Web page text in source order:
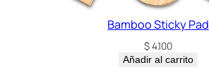
Bamboo Sticky Pad
$4.100
Añadir al carrito